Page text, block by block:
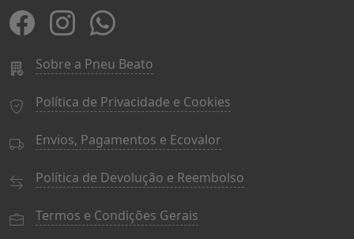
Sobre a Pneu Beato
Política de Privacidade e Cookies
Envios, Pagamentos e Ecovalor
Política de Devolução e Reembolso
Termos e Condições Gerais